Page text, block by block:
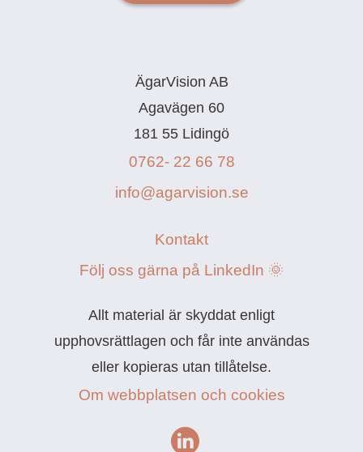
ÄgarVision AB
Agavägen 60
181 55 Lidingö
0762- 22 66 78
info@agarvision.se
Kontakt
Följ oss gärna på LinkedIn 🌞
Allt material är skyddat enligt
upphovsrättlagen och får inte användas
eller kopieras utan tillåtelse.
Om webbplatsen och cookies